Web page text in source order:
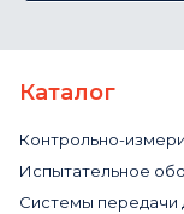
Каталог
Контрольно-
Испытательное
Системы передачи